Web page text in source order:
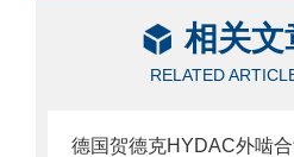
相关文
RELATED